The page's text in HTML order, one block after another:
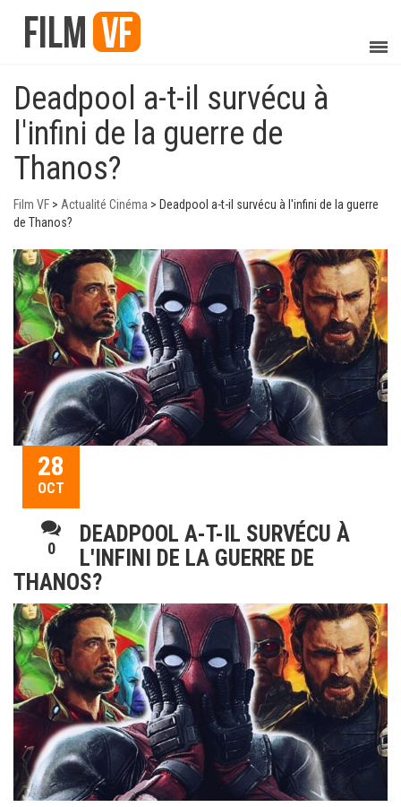
Deadpool a-t-il survécu à
l'infini de la guerre de
Thanos?
Film VF > Actualité Cinéma > Deadpool a-t-il survécu à l'infini de la guerre
de Thanos?
28
OCT
0
DEADPOOL A-T-IL SURVÉCU À
L'INFINI DE LA GUERRE DE
THANOS?